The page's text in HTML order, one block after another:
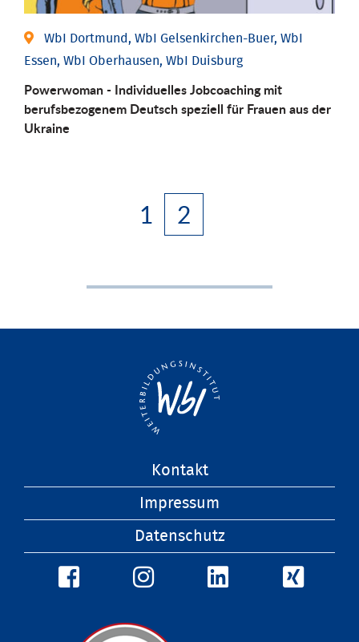
WbI Dortmund, WbI Gelsenkirchen-Buer, WbI
Essen, WbI Oberhausen, WbI Duisburg
Powerwoman - Individuelles Jobcoaching mit
berufsbezogenem Deutsch speziell für Frauen aus der
Ukraine
1 2
Kontakt
Impressum
Datenschutz